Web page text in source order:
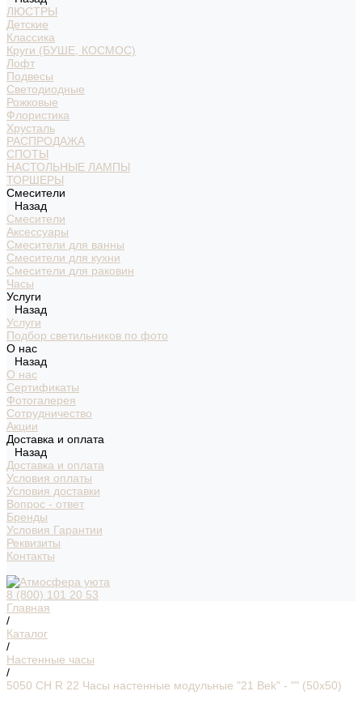
ЛЮСТРЫ
Детские
Классика
Круги (БУШЕ, КОСМОС)
Лофт
Подвесы
Светодиодные
Рожковые
Флористика
Хрусталь
РАСПРОДАЖА
СПОТЫ
НАСТОЛЬНЫЕ ЛАМПЫ
ТОРШЕРЫ
Смесители
Назад
Смесители
Аксессуары
Смесители для ванны
Смесители для кухни
Смесители для раковин
Часы
Услуги
Назад
Услуги
Подбор светильников по фото
О нас
Назад
О нас
Сертификаты
Фотогалерея
Сотрудничество
Акции
Доставка и оплата
Назад
Доставка и оплата
Условия оплаты
Условия доставки
Вопрос - ответ
Бренды
Условия Гарантии
Реквизиты
Контакты
8 (800) 101 20 53
Главная
/
Каталог
/
Настенные часы
/
5050 СН R 22 Часы настенные модульные "21 Bek" - "" (50х50)